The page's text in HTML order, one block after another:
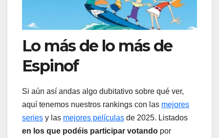
Lo más de lo más de
Espinof
Si aún así andas algo dubitativo sobre qué ver,
aquí tenemos nuestros rankings con las mejores
series y las mejores películas de 2025. Listados
en los que podéis participar votando por